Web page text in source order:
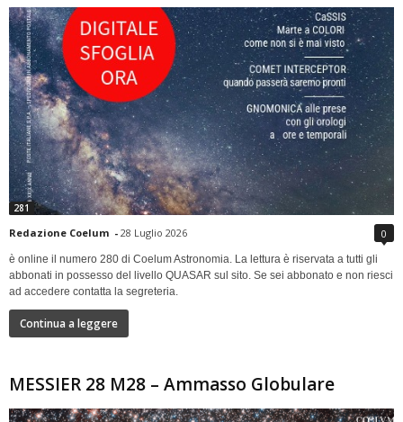
281
Redazione Coelum - 28 Luglio 2026 0
è online il numero 280 di Coelum Astronomia. La lettura è riservata a tutti gli
abbonati in possesso del livello QUASAR sul sito. Se sei abbonato e non riesci
ad accedere contatta la segreteria.
Continua a leggere
MESSIER 28 M28 – Ammasso Globulare